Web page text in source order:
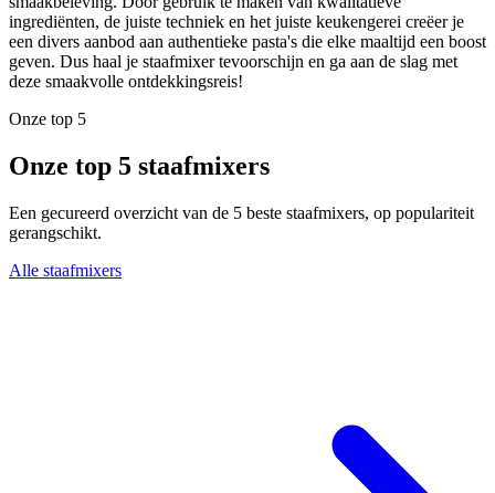
ingrediënten, de juiste techniek en het juiste keukengerei creëer je
een divers aanbod aan authentieke pasta's die elke maaltijd een boost
geven. Dus haal je staafmixer tevoorschijn en ga aan de slag met
deze smaakvolle ontdekkingsreis!
Onze top 5
Onze top 5 staafmixers
Een gecureerd overzicht van de 5 beste staafmixers, op populariteit
gerangschikt.
Alle staafmixers